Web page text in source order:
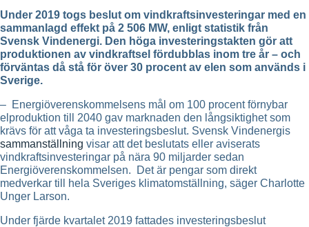
Under 2019 togs beslut om vindkraftsinvesteringar med en
sammanlagd effekt på 2 506 MW, enligt statistik från
Svensk Vindenergi. Den höga investeringstakten gör att
produktionen av vindkraftsel fördubblas inom tre år – och
förväntas då stå för över 30 procent av elen som används i
Sverige.
– Energiöverenskommelsens mål om 100 procent förnybar
elproduktion till 2040 gav marknaden den långsiktighet som
krävs för att våga ta investeringsbeslut. Svensk Vindenergis
sammanställning visar att det beslutats eller aviserats
vindkraftsinvesteringar på nära 90 miljarder sedan
Energiöverenskommelsen. Det är pengar som direkt
medverkar till hela Sveriges klimatomställning, säger Charlotte
Unger Larson.
Under fjärde kvartalet 2019 fattades investeringsbeslut